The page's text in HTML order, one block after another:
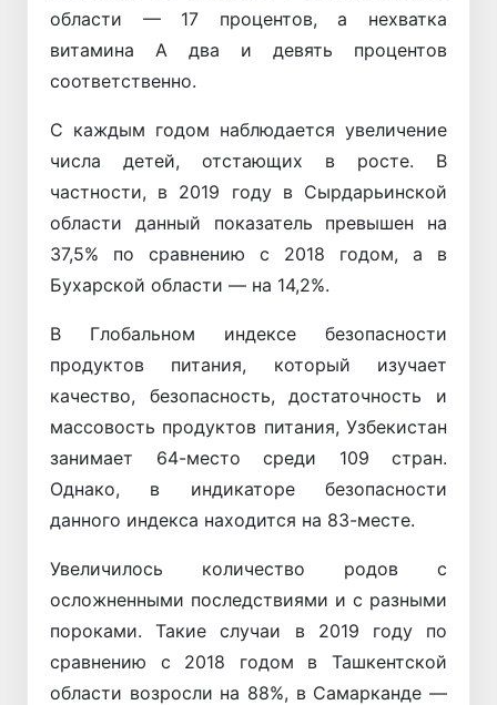
области — 17 процентов, а нехватка
витамина А два и девять процентов
соответственно.
С каждым годом наблюдается увеличение
числа детей, отстающих в росте. В
частности, в 2019 году в Сырдарьинской
области данный показатель превышен на
37,5% по сравнению с 2018 годом, а в
Бухарской области — на 14,2%.
В Глобальном индексе безопасности
продуктов питания, который изучает
качество, безопасность, достаточность и
массовость продуктов питания, Узбекистан
занимает 64-место среди 109 стран.
Однако, в индикаторе безопасности
данного индекса находится на 83-месте.
Увеличилось количество родов с
осложненными последствиями и с разными
пороками. Такие случаи в 2019 году по
сравнению с 2018 годом в Ташкентской
области возросли на 88%, в Самарканде —